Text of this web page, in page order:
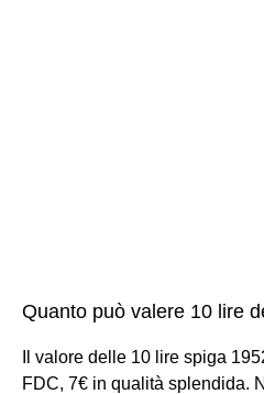
Quanto può valere 10 lire
Il valore delle 10 lire spiga
FDC, 7€ in qualità splendida.